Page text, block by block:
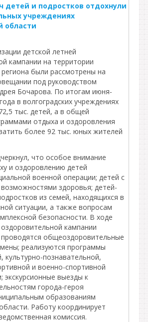
детей и подростков отдохнули
учреждениях
области
детской летней
кампании на территории
региона были рассмотрены на
под руководством
Бочарова. По итогам июня-
в волгоградских учреждениях
тыс. детей, а в общей
отдыха и оздоровления
более 92 тыс. юных жителей
что особое внимание
и оздоровлению детей
военной операции; детей с
здоровья; детей-
из семей, находящихся в
ситуации, а также вопросам
безопасности. В ходе
кампании
проводятся общеоздоровительные
реализуются программы
культурно-познавательной,
и военно-спортивной
экскурсионные выезды к
города-героя
образованиям
Работу координирует
комиссия.